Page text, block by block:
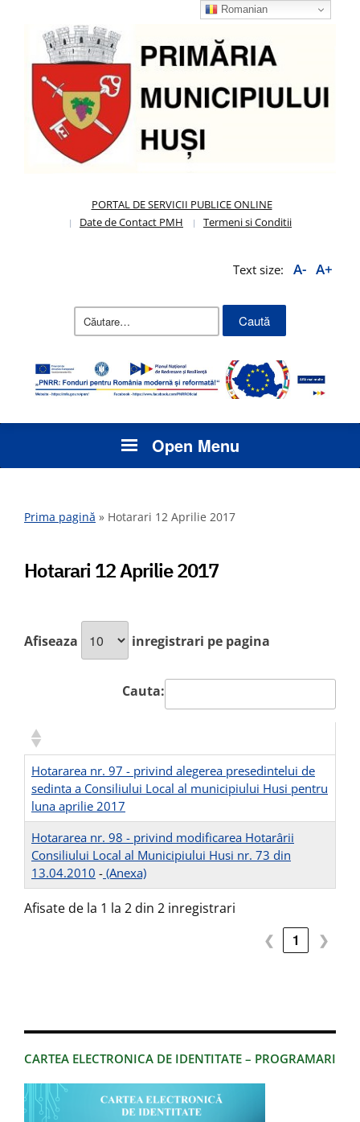
PORTAL DE SERVICII PUBLICE ONLINE
Date de Contact PMH
Termeni si Conditii
Text size: A- A+
Caută
Open Menu
Prima pagină » Hotarari 12 Aprilie 2017
CARTEA ELECTRONICA DE IDENTITATE – PROGRAMARI
Hotarari 12 Aprilie 2017
Afiseaza inregistrari pe pagina
Cauta:
Hotararea nr. 97 - privind alegerea presedintelui de
sedinta a Consiliului Local al municipiului Husi pentru
luna aprilie 2017
Hotararea nr. 98 - privind modificarea Hotarârii
Consiliului Local al Municipiului Husi nr. 73 din
13.04.2010 - (Anexa)
Afisate de la 1 la 2 din 2 inregistrari
❮ 1 ❯
Romanian